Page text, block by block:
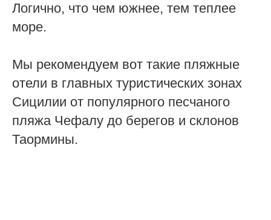
Логично, что чем южнее, тем теплее
море.
Мы рекомендуем вот такие пляжные
отели в главных туристических зонах
Сицилии от популярного песчаного
пляжа Чефалу до берегов и склонов
Таормины.